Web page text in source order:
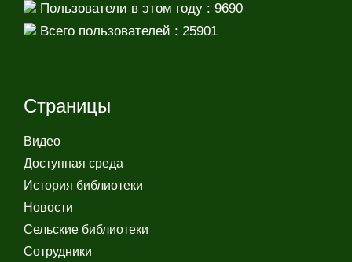
Пользователи в этом году : 9690
Всего пользователей : 25901
Страницы
Видео
Доступная среда
История библиотеки
Новости
Сельские библиотеки
Сотрудники